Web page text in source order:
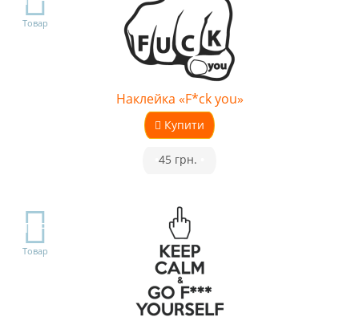
Товар
Наклейка «F*ck you»
Купити
45 грн.
TOP
Товар